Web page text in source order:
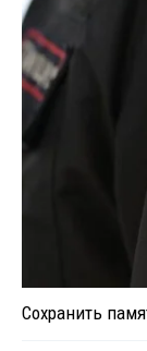
Сохранить